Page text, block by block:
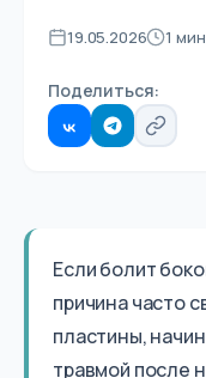
19.05.2026 1
Поделиться:
Если болит
причина часто
пластины,
травмой после